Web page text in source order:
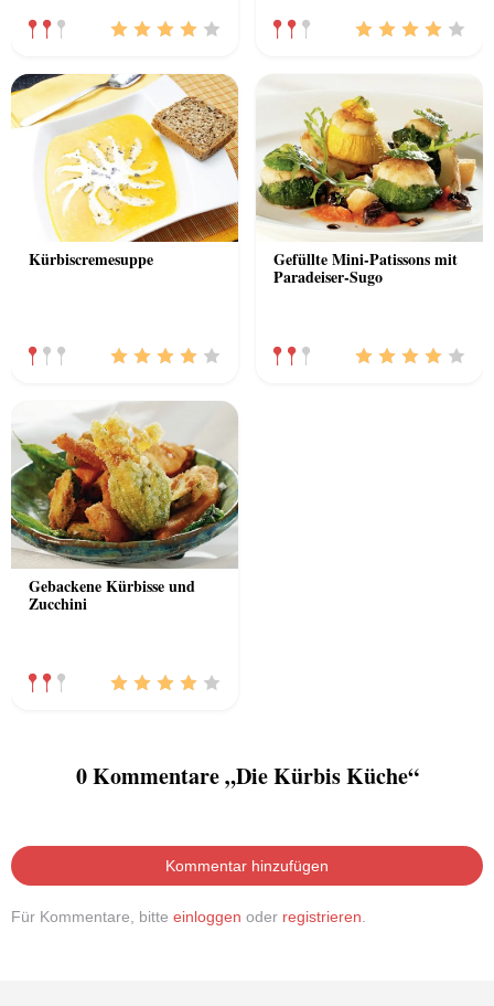
Kürbiscremesuppe Gefüllte Mini-Patissons mit
Paradeiser-Sugo
Gebackene Kürbisse und
Zucchini
0 Kommentare „Die Kürbis Küche“
Kommentar hinzufügen
Für Kommentare, bitte einloggen oder registrieren.